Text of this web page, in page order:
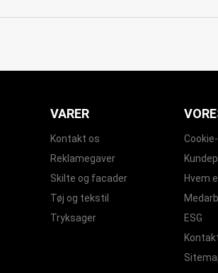
VARER
Kontakt os
Reklamegaver
Skilte og facader
Tøj og tekstil
Tryksager
Hvem
ESG